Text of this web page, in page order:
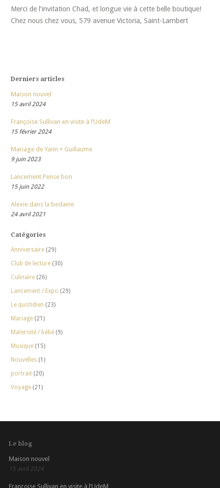
Merci de l’invitation Chad, et longue vie à cette belle boutique!
Chez nous chez vous, 579 avenue Victoria, Saint-Lambert
Derniers articles
Maison nouvel
15 avril 2024
Françoise Sullivan en visite à l’UdeM
15 février 2024
Mariage de Yann + Guillaume
9 juin 2023
Lancement Pense bon
15 juin 2022
Alexie dans la bedaine
24 avril 2021
Catégories
Anniversaire(29)
Club de lecture(30)
Culinaire(26)
Lancement / Expo (29)
Le quotidien (23)
Mariage(21)
Maternité / bébé(9)
Musique(15)
Nouvelles(1)
portrait(20)
Voyage(21)
Le blog
Maison nouvel
15 avril 2024
Françoise Sullivan en visite à l’UdeM